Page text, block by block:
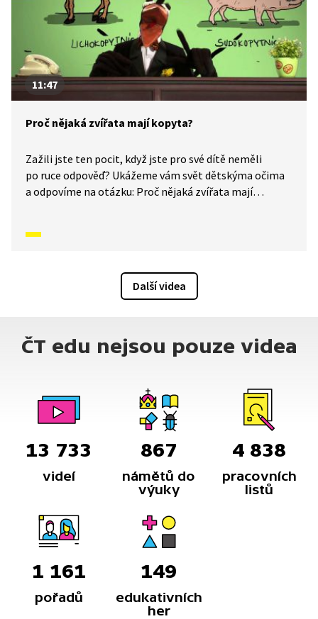
11:47
Proč nějaká zvířata mají kopyta?
Zažili jste ten pocit, když jste pro své dítě neměli
po ruce odpověď? Ukážeme vám svět dětskýma očima
a odpovíme na otázku: Proč nějaká zvířata mají
Další videa
ČT edu nejsou pouze videa
13 733
videí
867
námětů do
výuky
4 838
pracovních
listů
1 161
pořadů
149
edukativních
her